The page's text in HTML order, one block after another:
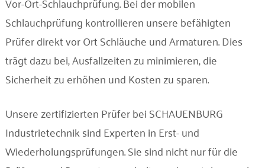
Schlauchprüfung kontrollieren unsere befähigten
Prüfer direkt vor Ort Schläuche und Armaturen. Dies
trägt dazu bei, Ausfallzeiten zu minimieren, die
Sicherheit zu erhöhen und Kosten zu sparen.
Unsere zertifizierten Prüfer bei SCHAUENBURG
Industrietechnik sind Experten in Erst- und
Wiederholungsprüfungen. Sie sind nicht nur für die